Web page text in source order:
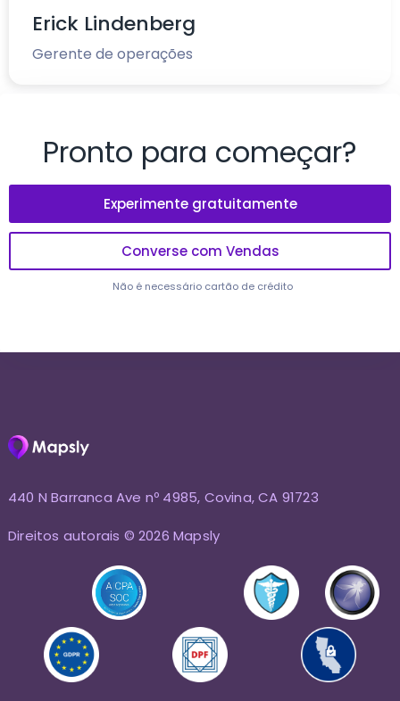
Erick Lindenberg
Gerente de operações
Pronto para começar?
Experimente gratuitamente
Converse com Vendas
Não é necessário cartão de crédito
440 N Barranca Ave nº 4985, Covina, CA 91723
Direitos autorais © 2026 Mapsly